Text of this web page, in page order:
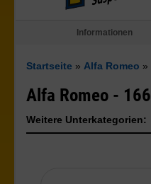
Informationen
Startseite » Alfa Romeo »
Alfa Romeo - 166
Weitere Unterkategorien: